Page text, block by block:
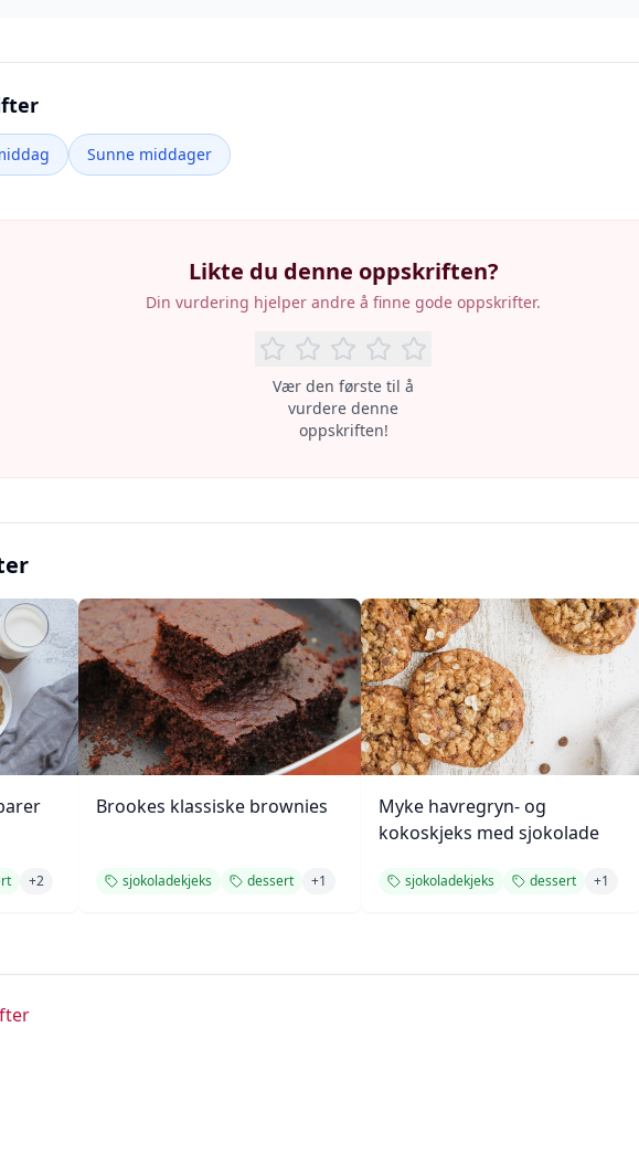
Sunne middager
Likte du denne oppskriften?
Din vurdering hjelper andre å finne gode oppskrifter.
Vær den første til å
vurdere denne
oppskriften!
+2
Brookes klassiske brownies
sjokoladekjeks dessert +1
Myke havregryn- og
kokoskjeks med sjokolade
sjokoladekjeks dessert +1